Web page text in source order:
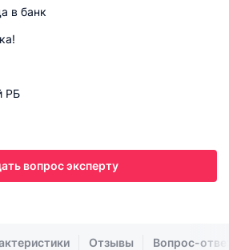
в банк
РБ
вопрос эксперту
Отзывы Вопрос-